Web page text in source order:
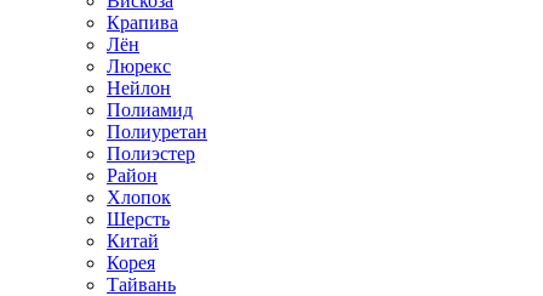
Крапива
Лён
Люрекс
Нейлон
Полиамид
Полиуретан
Полиэстер
Район
Хлопок
Шерсть
Китай
Корея
Тайвань